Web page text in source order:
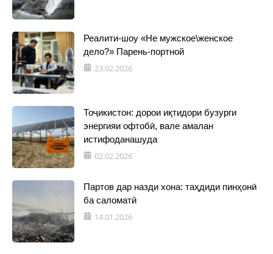
Реалити-шоу «Не мужское\женское
дело?» Парень-портной
23.02.2026
Тоҷикистон: дорои иқтидори бузурги
энергияи офтобӣ, вале амалан
истифоданашуда
02.02.2026
Партов дар назди хона: таҳдиди пинҳонӣ
ба саломатӣ
14.01.2026